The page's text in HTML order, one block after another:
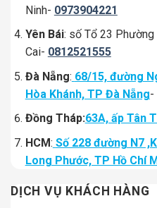
Ninh- 0973904221
Yên Bái: số Tổ 23 Phường
Cai- 0812521555
Đà Nẵng: 68/15, đường
Hòa Khánh, TP Đà Nẵng-
Đồng Tháp:63A, ấp Tân
HCM: Số 228 đường N7
Long Phước, TP Hồ Chí
DỊCH VỤ KHÁCH HÀNG